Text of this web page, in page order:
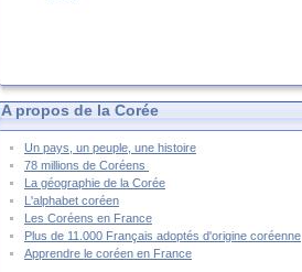
A propos de la Corée
Un pays, un peuple, une histoire
78 millions de Coréens
La géographie de la Corée
L'alphabet coréen
Les Coréens en France
Plus de 11.000 Français adoptés d'origine coréenne
Apprendre le coréen en France